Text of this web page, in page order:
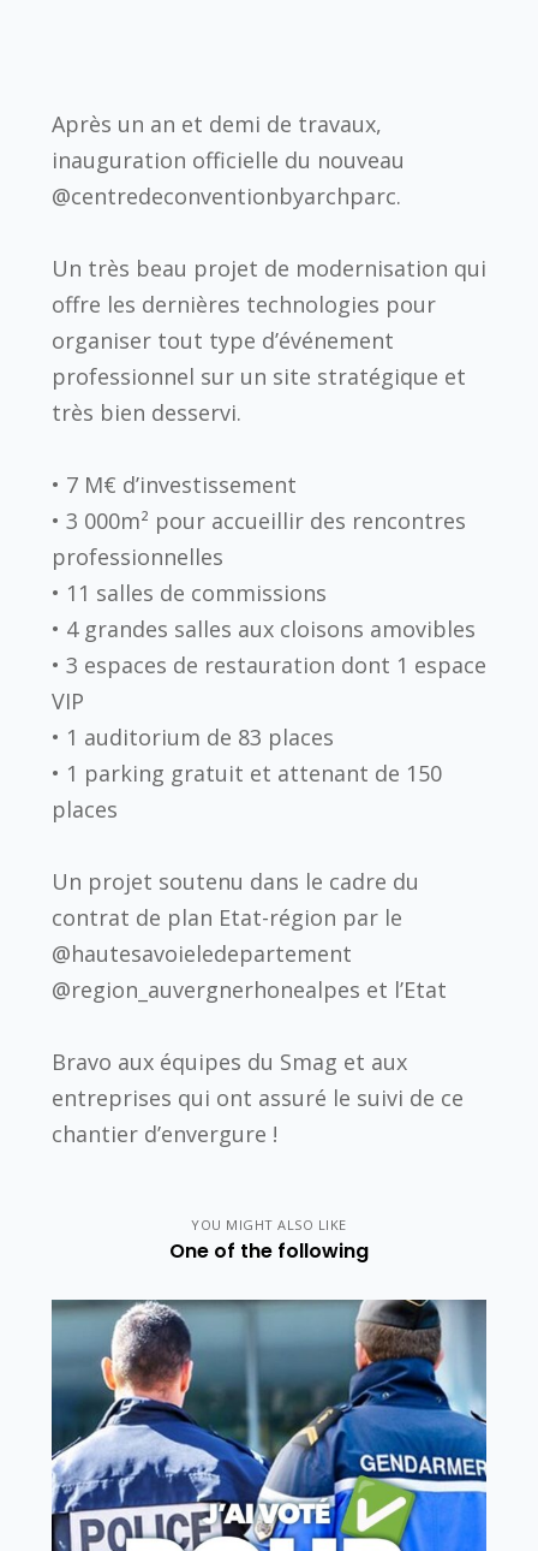
Après un an et demi de travaux,
inauguration officielle du nouveau
@centredeconventionbyarchparc.
Un très beau projet de modernisation qui
offre les dernières technologies pour
organiser tout type d’événement
professionnel sur un site stratégique et
très bien desservi.
• 7 M€ d’investissement
• 3 000m² pour accueillir des rencontres
professionnelles
• 11 salles de commissions
• 4 grandes salles aux cloisons amovibles
• 3 espaces de restauration dont 1 espace
VIP
• 1 auditorium de 83 places
• 1 parking gratuit et attenant de 150
places
Un projet soutenu dans le cadre du
contrat de plan Etat-région par le
@hautesavoieledepartement
@region_auvergnerhonealpes et l’Etat
Bravo aux équipes du Smag et aux
entreprises qui ont assuré le suivi de ce
chantier d’envergure !
YOU MIGHT ALSO LIKE
One of the following